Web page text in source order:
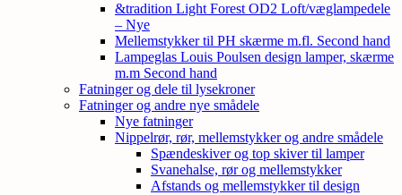
&tradition Light Forest OD2 Loft/væglampedele
– Nye
Mellemstykker til PH skærme m.fl. Second hand
Lampeglas Louis Poulsen design lamper, skærme
m.m Second hand
Fatninger og dele til lysekroner
Fatninger og andre nye smådele
Nye fatninger
Nippelrør, rør, mellemstykker og andre smådele
Spændeskiver og top skiver til lamper
Svanehalse, rør og mellemstykker
Afstands og mellemstykker til design